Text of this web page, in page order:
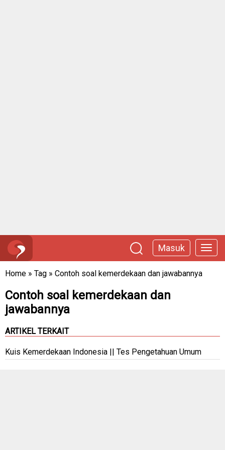
Masuk
Home » Tag » Contoh soal kemerdekaan dan jawabannya
Contoh soal kemerdekaan dan
jawabannya
ARTIKEL TERKAIT
Kuis Kemerdekaan Indonesia || Tes Pengetahuan Umum